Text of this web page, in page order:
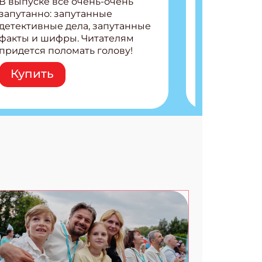
запутанные
дела, запутанные
и шифры. Читателям
придется поломать голову!
Внутри: Шифры и
расшифровки Плетем
запутанные поделки
коды 3 комикса
Купить